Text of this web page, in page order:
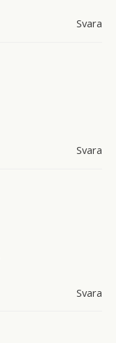
Svara
Svara
Svara